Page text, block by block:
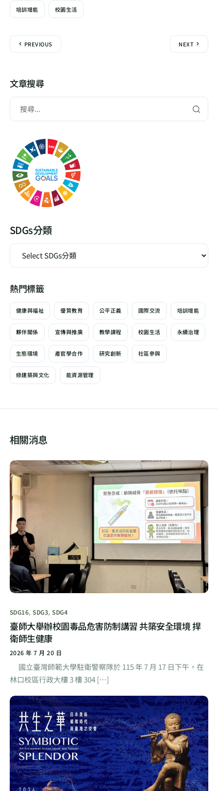
培訓增能 校園生活
PREVIOUS NEXT
文章搜尋
SDGs分類
熱門標籤
健康與福祉 優質教育 公平正義 國際交流 培訓增能
夥伴關係 宣傳與推廣 教學課程 校園生活 永續治理
生態環境 產官學合作 研究創新 社區參與
綠建築與文化 能資源管理
相關消息
SDG16,SDG3,SDG4
臺師大舉辦校園毒品危害防制講習 共築安全環境 捍
衛師生健康
2026 年 7 月 20 日
國立臺灣師範大學駐衛警察隊於 115 年 7 月 17 日下午，在
林口校區行政大樓 3 樓 304 […]